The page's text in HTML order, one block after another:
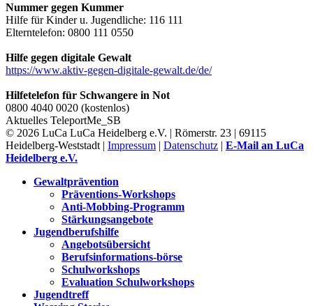
Nummer gegen Kummer
Hilfe für Kinder u. Jugendliche: 116 111
Elterntelefon: 0800 111 0550
Hilfe gegen digitale Gewalt
https://www.aktiv-gegen-digitale-gewalt.de/de/
Hilfetelefon für Schwangere in Not
0800 4040 0020 (kostenlos)
Aktuelles TeleportMe_SB
© 2026 LuCa LuCa Heidelberg e.V. | Römerstr. 23 | 69115
Heidelberg-Weststadt | Impressum | Datenschutz | E-Mail an LuCa
Heidelberg e.V.
Gewaltprävention
Präventions-Workshops
Anti-Mobbing-Programm
Stärkungsangebote
Jugendberufshilfe
Angebotsübersicht
Berufsinformations-börse
Schulworkshops
Evaluation Schulworkshops
Jugendtreff